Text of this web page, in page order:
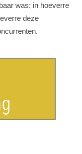
was: in hoeverre
deze